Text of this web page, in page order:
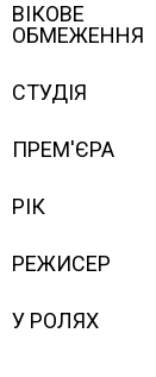
ВІКОВЕ
ОБМЕЖЕННЯ
СТУДІЯ
ПРЕМ'ЄРА
РІК
РЕЖИСЕР
У РОЛЯХ